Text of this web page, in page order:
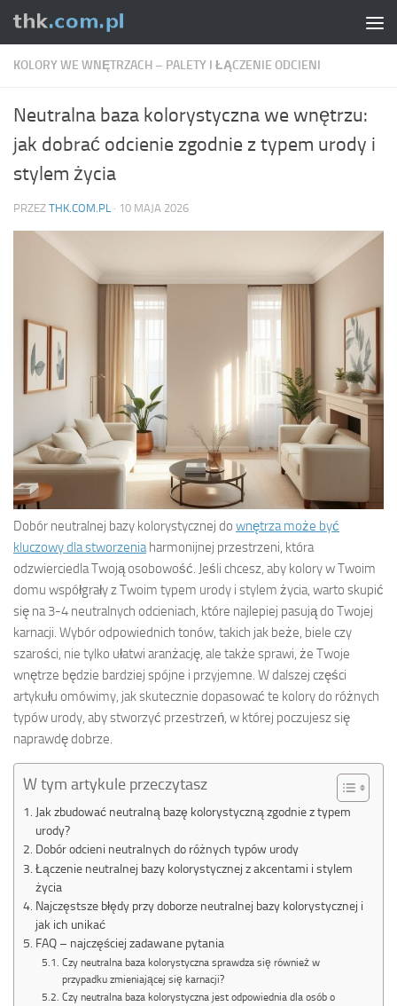
Skip to content
KOLORY WE WNĘTRZACH – PALETY I ŁĄCZENIE ODCIENI
Neutralna baza kolorystyczna we wnętrzu:
jak dobrać odcienie zgodnie z typem urody i
stylem życia
PRZEZ THK.COM.PL · 10 MAJA 2026
Dobór neutralnej bazy kolorystycznej do wnętrza może być
kluczowy dla stworzenia harmonijnej przestrzeni, która
odzwierciedla Twoją osobowość. Jeśli chcesz, aby kolory w Twoim
domu współgrały z Twoim typem urody i stylem życia, warto skupić
się na 3-4 neutralnych odcieniach, które najlepiej pasują do Twojej
karnacji. Wybór odpowiednich tonów, takich jak beże, biele czy
szarości, nie tylko ułatwi aranżację, ale także sprawi, że Twoje
wnętrze będzie bardziej spójne i przyjemne. W dalszej części
artykułu omówimy, jak skutecznie dopasować te kolory do różnych
typów urody, aby stworzyć przestrzeń, w której poczujesz się
naprawdę dobrze.
W tym artykule przeczytasz
Jak zbudować neutralną bazę kolorystyczną zgodnie z typem
urody?
Dobór odcieni neutralnych do różnych typów urody
Łączenie neutralnej bazy kolorystycznej z akcentami i stylem
życia
Najczęstsze błędy przy doborze neutralnej bazy kolorystycznej i
jak ich unikać
FAQ – najczęściej zadawane pytania
Czy neutralna baza kolorystyczna sprawdza się również w
przypadku zmieniającej się karnacji?
Czy neutralna baza kolorystyczna jest odpowiednia dla osób o